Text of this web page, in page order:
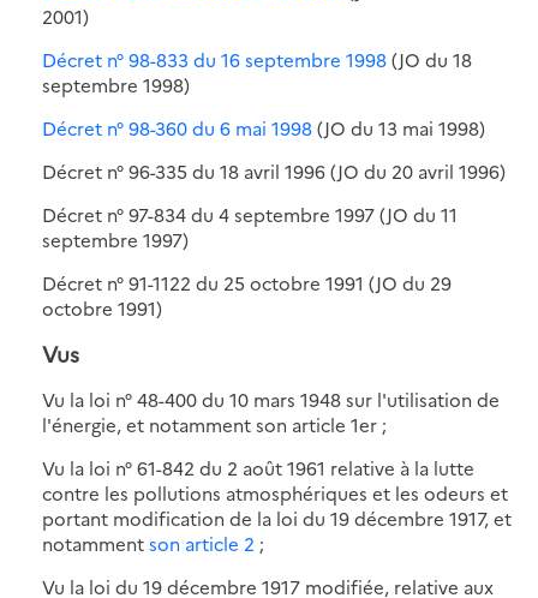
2001)
Décret n° 98-833 du 16 septembre 1998(JO du 18
septembre 1998)
Décret n° 98-360 du 6 mai 1998(JO du 13 mai 1998)
Décret n° 96-335 du 18 avril 1996 (JO du 20 avril 1996)
Décret n° 97-834 du 4 septembre 1997 (JO du 11
septembre 1997)
Décret n° 91-1122 du 25 octobre 1991 (JO du 29
octobre 1991)
Vus
Vu la loi n° 48-400 du 10 mars 1948 sur l'utilisation de
l'énergie, et notamment son article 1er ;
Vu la loi n° 61-842 du 2 août 1961 relative à la lutte
contre les pollutions atmosphériques et les odeurs et
portant modification de la loi du 19 décembre 1917, et
notammentson article 2 ;
Vu la loi du 19 décembre 1917 modifiée, relative aux